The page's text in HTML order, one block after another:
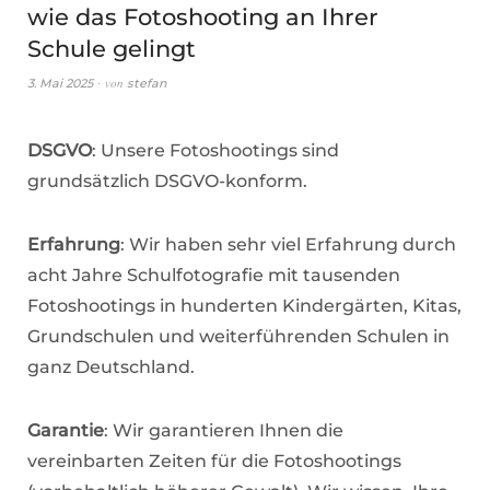
wie das Fotoshooting an Ihrer
Schule gelingt
3. Mai 2025 von stefan
DSGVO: Unsere Fotoshootings sind
grundsätzlich DSGVO-konform.
Erfahrung: Wir haben sehr viel Erfahrung durch
acht Jahre Schulfotografie mit tausenden
Fotoshootings in hunderten Kindergärten, Kitas,
Grundschulen und weiterführenden Schulen in
ganz Deutschland.
Garantie: Wir garantieren Ihnen die
vereinbarten Zeiten für die Fotoshootings